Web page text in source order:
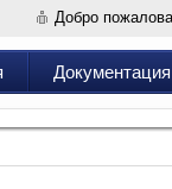
Добро
Документация